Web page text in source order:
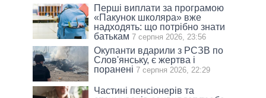
Перші виплати за програмою
«Пакунок школяра» вже
надходять: що потрібно знати
батькам 7 серпня 2026, 23:56
Окупанти вдарили з РСЗВ по
Слов'янську, є жертва і
поранені 7 серпня 2026, 22:29
Частині пенсіонерів та